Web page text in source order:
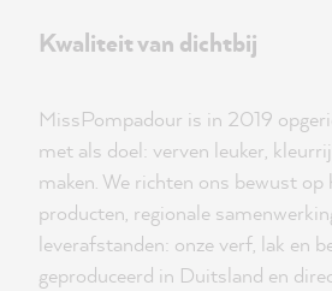
Kwaliteit van dichtbij
MissPompadour is in 2019
met als doel: verven leuker,
maken. We richten ons bewust
producten, regionale
leverafstanden: onze verf, lak en
geproduceerd in Duitsland en